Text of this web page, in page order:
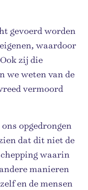
gevoerd worden
waardoor
zij die
we weten van de
vermoord
opgedrongen
dat dit niet de
waarin
manieren
en de mensen